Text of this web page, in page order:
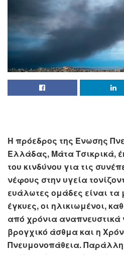
Η πρόεδρος της Ένωσης
Ελλάδας, Μάτα Τσικρικά,
του κινδύνου για τις
νέφους στην υγεία
ευάλωτες ομάδες είναι τα
έγκυες, οι ηλικιωμένοι,
από χρόνια
βρογχικό άσθμα και η
Πνευμονοπάθεια.